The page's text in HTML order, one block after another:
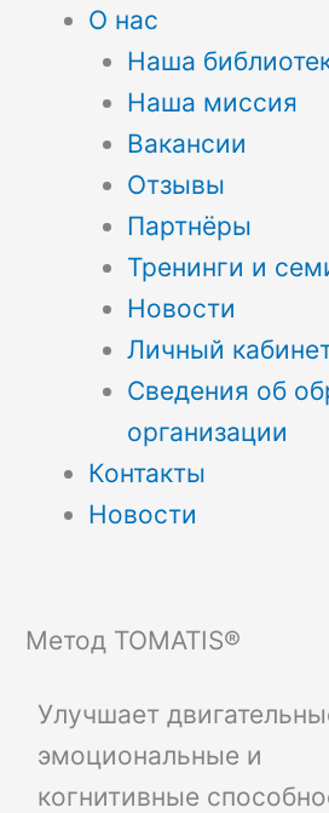
О нас
Наша
Наша миссия
Вакансии
Отзывы
Партнёры
Тренинги и
Новости
Личный
Сведения об
организации
Контакты
Новости
Метод TOMATIS®
Улучшает
эмоциональные и
когнитивные